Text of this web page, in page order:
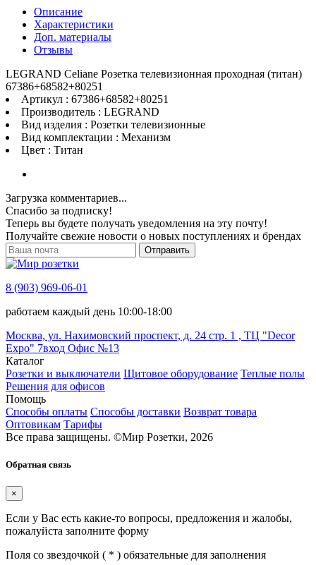
Описание
Характеристики
Доп. материалы
Отзывы
LEGRAND Celiane Розетка телевизионная проходная (титан)
67386+68582+80251
Артикул : 67386+68582+80251
Производитель : LEGRAND
Вид изделия : Розетки телевизионные
Вид комплектации : Механизм
Цвет : Титан
Загрузка комментариев...
Спасибо за подписку!
Теперь вы будете получать уведомления на эту почту!
Получайте свежие новости о новых поступлениях и брендах
Отправить
8 (903) 969-06-01
работаем каждый день 10:00-18:00
Москва, ул. Нахимовский проспект, д. 24 стр. 1 , ТЦ "Decor
Expo" 7вход Офис №13
Каталог
Розетки и выключатели Щитовое оборудование Теплые полы
Решения для офисов
Помощь
Способы оплаты Способы доставки Возврат товара
Оптовикам Тарифы
Все права защищены. ©Мир Розетки, 2026
Обратная связь
×
Если у Вас есть какие-то вопросы, предложения и жалобы,
пожалуйста заполните форму
Поля со звездочкой ( * ) обязательные для заполнения